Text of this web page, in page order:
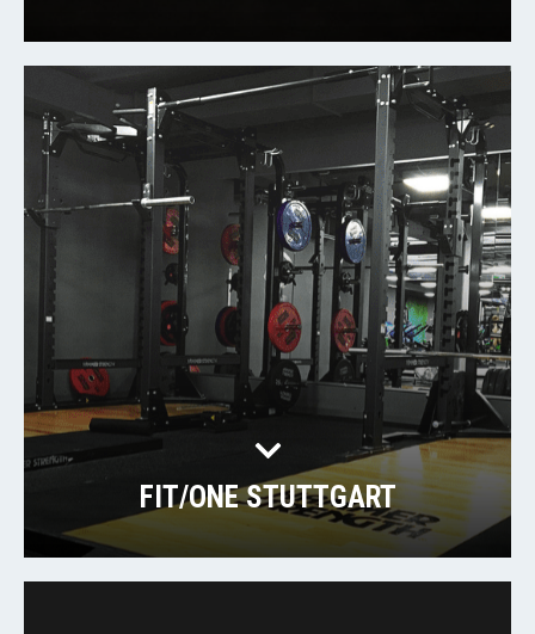
FIT/ONE STUTTGART